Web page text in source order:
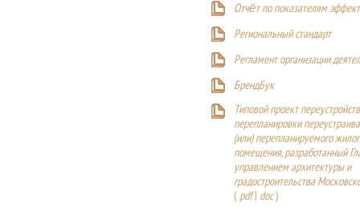
Отчёт по показателям
Региональный стандарт
Регламент организации
БрендБук
Типовой проект
перепланировки
(или) перепланируемого
помещения, разработанный
управлением архитектуры и
градостроительства
(pdf| doc)